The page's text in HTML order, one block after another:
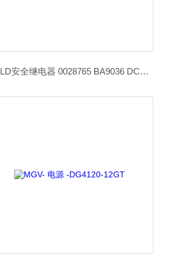
DOLD安全继电器 0028765 BA9036 DC24V